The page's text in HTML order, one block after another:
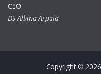
CEO
DS Albina Arpaia
Copyright © 2026